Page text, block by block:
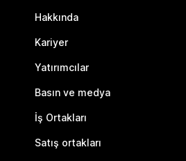
Hakkında
Kariyer
Yatırımcılar
Basın ve medya
İş Ortakları
Satış ortakları